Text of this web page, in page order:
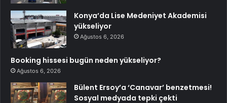
Konya’da Lise Medeniyet Akademisi
yükseliyor
Ağustos 6, 2026
Booking hissesi bugün neden yükseliyor?
Ağustos 6, 2026
Bülent Ersoy’a ‘Canavar’ benzetmesi!
Sosyal medyada tepki çekti